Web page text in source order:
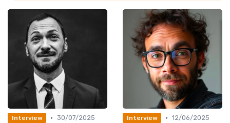
Interview • 30/07/2025
Interview • 12/06/2025